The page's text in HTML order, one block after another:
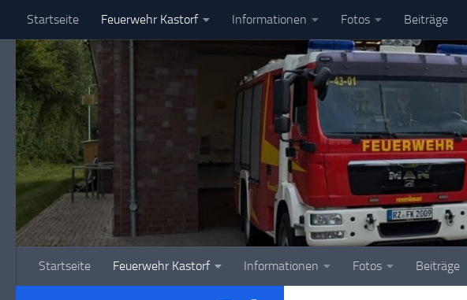
Zum Inhalt springen
Startseite Feuerwehr Kastorf Informationen Fotos Beiträge
Startseite Feuerwehr Kastorf Informationen Fotos Beiträge